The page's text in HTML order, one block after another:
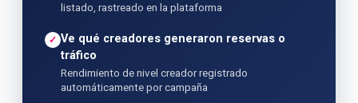
listado, rastreado en la plataforma
✓ Ve qué creadores generaron reservas o
tráfico
Rendimiento de nivel creador registrado
automáticamente por campaña